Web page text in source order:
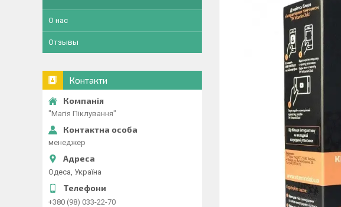
О нас
Отзывы
Контакти
"Магія Піклування"
менеджер
Одеса, Україна
+380 (98) 033-22-70